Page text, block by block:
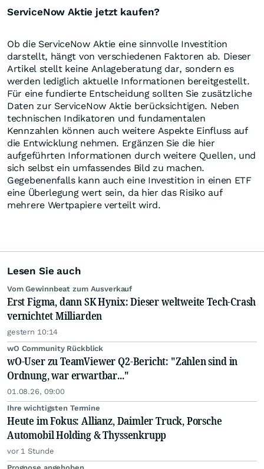
ServiceNow Aktie jetzt kaufen?
Ob die ServiceNow Aktie eine sinnvolle Investition
darstellt, hängt von verschiedenen Faktoren ab. Dieser
Artikel stellt keine Anlageberatung dar, sondern es
werden lediglich aktuelle Informationen bereitgestellt.
Für eine fundierte Entscheidung sollten Sie zusätzliche
Daten zur ServiceNow Aktie berücksichtigen. Neben
technischen Indikatoren und fundamentalen
Kennzahlen können auch weitere Aspekte Einfluss auf
die Entwicklung nehmen. Ergänzen Sie die hier
aufgeführten Informationen durch weitere Quellen, und
sich selbst ein umfassendes Bild zu machen.
Gegebenenfalls kann auch eine Investition in einen ETF
eine Überlegung wert sein, da hier das Risiko auf
mehrere Wertpapiere verteilt wird.
Lesen Sie auch
Vom Gewinnbeat zum Ausverkauf
Erst Figma, dann SK Hynix: Dieser weltweite Tech-Crash
vernichtet Milliarden
gestern 10:14
wO Community Rückblick
wO-User zu TeamViewer Q2-Bericht: "Zahlen sind in
Ordnung, war erwartbar..."
01.08.26, 09:00
Ihre wichtigsten Termine
Heute im Fokus: Allianz, Daimler Truck, Porsche
Automobil Holding & Thyssenkrupp
vor 1 Stunde